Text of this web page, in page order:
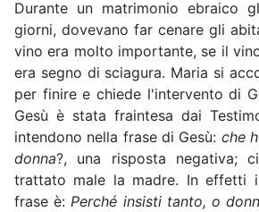
Durante un matrimonio ebraico
giorni, dovevano far cenare gli
vino era molto importante, se il
era segno di sciagura. Maria si
per finire e chiede l'intervento di
Gesù è stata fraintesa dai
intendono nella frase di Gesù: che
donna?, una risposta negativa;
trattato male la madre. In effetti
frase è: Perché insisti tanto, o